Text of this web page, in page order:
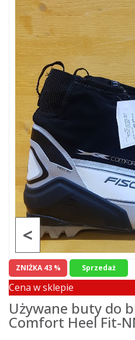
<
ZNIŻKA 43 % Sprzedaż
Cena w sklepie
Używane buty do
Comfort Heel Fit-